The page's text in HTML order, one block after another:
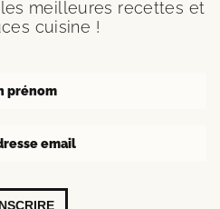
meilleures recettes et
cuisine !